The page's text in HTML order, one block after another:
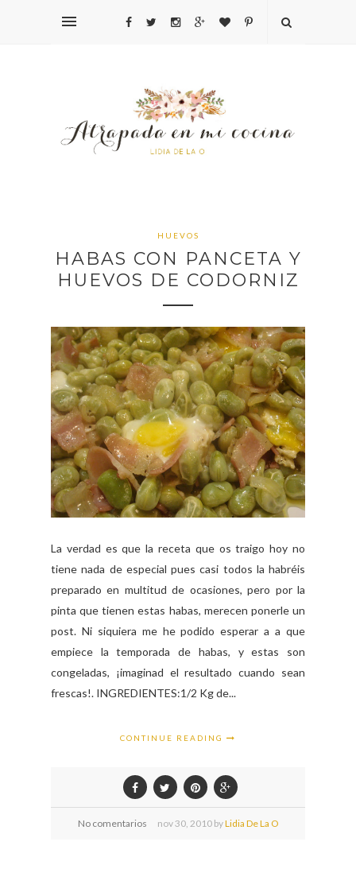
HUEVOS
HABAS CON PANCETA Y
HUEVOS DE CODORNIZ
La verdad es que la receta que os traigo hoy no
tiene nada de especial pues casi todos la habréis
preparado en multitud de ocasiones, pero por la
pinta que tienen estas habas, merecen ponerle un
post. Ni siquiera me he podido esperar a a que
empiece la temporada de habas, y estas son
congeladas, ¡imaginad el resultado cuando sean
frescas!. INGREDIENTES:1/2 Kg de...
CONTINUE READING
No comentarios nov30, 2010 byLidia De La O